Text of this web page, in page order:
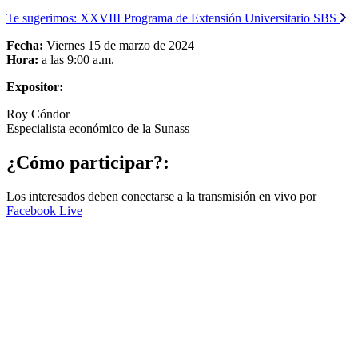
Te sugerimos: XXVIII Programa de Extensión Universitario SBS
Fecha: Viernes 15 de marzo de 2024
Hora: a las 9:00 a.m.
Expositor:
Roy Cóndor
Especialista económico de la Sunass
¿Cómo participar?:
Los interesados deben conectarse a la transmisión en vivo por
Facebook Live